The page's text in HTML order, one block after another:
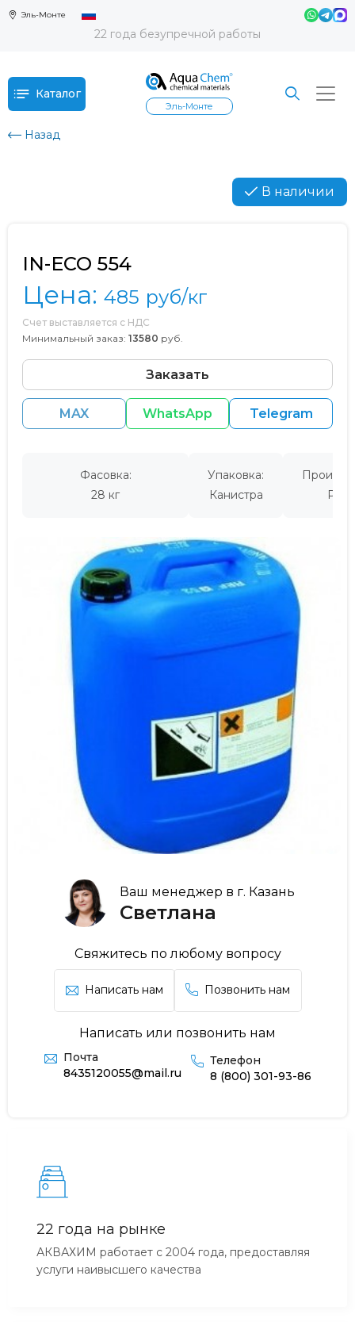
Эль-Монте
22 года безупречной работы
Каталог
Эль-Монте
Назад
В наличии
Ваш менеджер в г. Казань
Светлана
Свяжитесь по любому вопросу
Написать нам Позвонить нам
Написать или позвонить нам
Почта
8435120055@mail.ru
Телефон
8 (800) 301-93-86
IN-ECO 554
Цена: 485 руб/кг
Счет выставляется с НДС
Минимальный заказ: 13580 руб.
Заказать
MAX WhatsApp Telegram
Фасовка:
28 кг
Упаковка:
Канистра
22 года на рынке
АКВАХИМ работает с 2004 года, предоставляя
услуги наивысшего качества